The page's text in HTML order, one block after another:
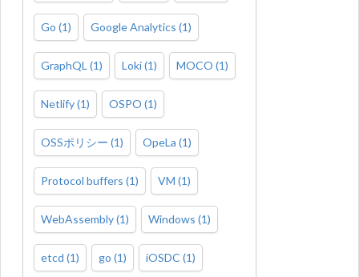
Go (1) Google Analytics (1)
GraphQL (1) Loki(1) MOCO (1)
Netlify(1) OSPO (1)
OSSポリシー (1) OpeLa (1)
Protocol buffers (1) VM (1)
WebAssembly(1) Windows (1)
etcd (1) go (1) iOSDC (1)